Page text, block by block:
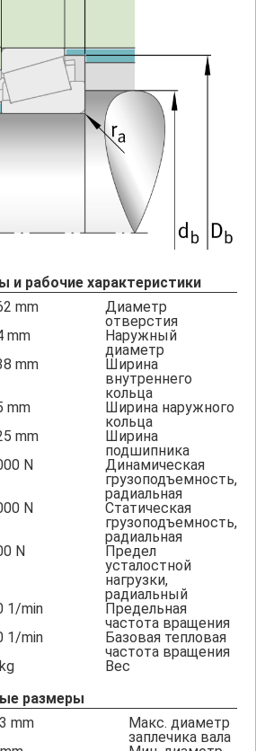
и рабочие характеристики
mm
Диаметр
отверстия
mm
Наружный
диаметр
mm
Ширина
внутреннего
кольца
mm
Ширина наружного
кольца
mm
Ширина
подшипника
N
Динамическая
грузоподъемность,
радиальная
N
Статическая
грузоподъемность,
радиальная
N
Предел
усталостной
нагрузки,
радиальный
1/min
Предельная
частота вращения
1/min
Базовая тепловая
частота вращения
kg
Вес
размеры
mm
Макс. диаметр
заплечика вала